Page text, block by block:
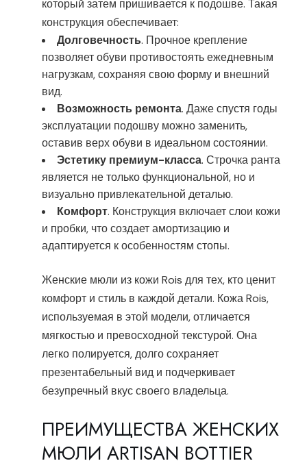
который затем пришивается к подошве. Такая
конструкция обеспечивает:
Долговечность. Прочное крепление
позволяет обуви противостоять ежедневным
нагрузкам, сохраняя свою форму и внешний
вид.
Возможность ремонта. Даже спустя годы
эксплуатации подошву можно заменить,
оставив верх обуви в идеальном состоянии.
Эстетику премиум-класса. Строчка ранта
является не только функциональной, но и
визуально привлекательной деталью.
Комфорт. Конструкция включает слои кожи
и пробки, что создает амортизацию и
адаптируется к особенностям стопы.
Женские мюли из кожи Rois для тех, кто ценит
комфорт и стиль в каждой детали. Кожа Rois,
используемая в этой модели, отличается
мягкостью и превосходной текстурой. Она
легко полируется, долго сохраняет
презентабельный вид и подчеркивает
безупречный вкус своего владельца.
ПРЕИМУЩЕСТВА ЖЕНСКИХ
МЮЛИ ARTISAN BOTTIER